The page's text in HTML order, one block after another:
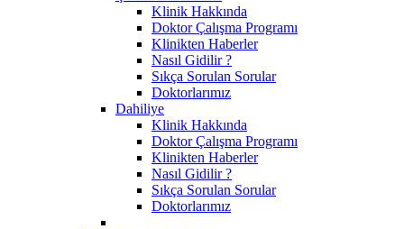
Klinik Hakkında
Doktor Çalışma Programı
Klinikten Haberler
Nasıl Gidilir ?
Sıkça Sorulan Sorular
Doktorlarımız
Dahiliye
Klinik Hakkında
Doktor Çalışma Programı
Klinikten Haberler
Nasıl Gidilir ?
Sıkça Sorulan Sorular
Doktorlarımız